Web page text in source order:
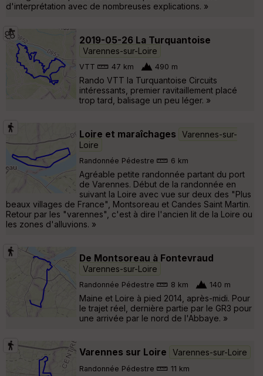
d'interprétation avec de nombreuses explications. »
2019-05-26 La Turquantoise
Varennes-sur-Loire
VTT 47 km 490 m
Rando VTT la Turquantoise Circuits
intéressants, premier ravitaillement placé
trop tard, balisage un peu léger. »
Loire et maraîchages
Varennes-sur-
Loire
Randonnée Pédestre 6 km
Agréable petite randonnée partant du port
de Varennes. Début de la randonnée en
suivant la Loire avec vue sur deux des "Plus
beaux villages de France", Montsoreau et Candes Saint Martin.
Retour par les "varennes", c'est à dire l'ancien lit de la Loire ou
les zones d'alluvions. »
De Montsoreau à Fontevraud
Varennes-sur-Loire
Randonnée Pédestre 8 km 140 m
Maine et Loire à pied 2014, après-midi. Pour
le trajet réel, dernière partie par le GR3 pour
une arrivée par le nord de l'Abbaye. »
Varennes sur Loire Varennes-sur-Loire
Randonnée Pédestre 11 km